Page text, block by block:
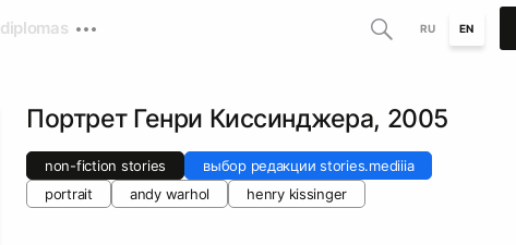
diplomas RU EN
Портрет Генри Киссинджера, 2005
non-fiction stories
выбор редакции stories.mediiia
portrait
andy warhol henry kissinger